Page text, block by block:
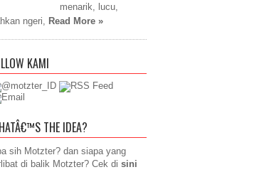
menarik, lucu,
ngeri,
Read More »
KAMI
THE IDEA?
sih Motzter? dan siapa yang
di balik Motzter? Cek di sini